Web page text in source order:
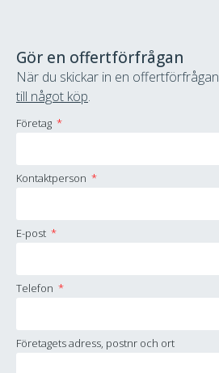
Gör en offertförfrågan
När du skickar in en offertförfrågan
till något köp.
Företag
Kontaktperson
E-post
Telefon
Företagets adress, postnr och ort